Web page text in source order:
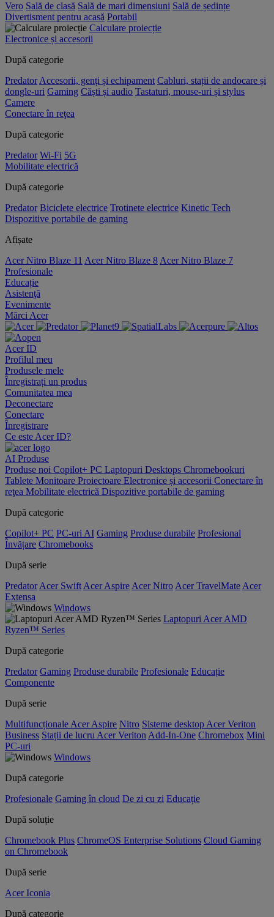
Vero Sală de clasă Sală de mari dimensiuni Sală de ședințe
Divertisment pentru acasă Portabil
Calculare proiecție
Electronice și accesorii
După categorie
Predator Accesorii, genți și echipament Cabluri, stații de andocare și
dongle-uri Gaming Căști și audio Tastaturi, mouse-uri și stylus
Camere
Conectare în reţea
După categorie
Predator Wi-Fi 5G
Mobilitate electrică
După categorie
Predator Biciclete electrice Trotinete electrice Kinetic Tech
Dispozitive portabile de gaming
Afișate
Acer Nitro Blaze 11 Acer Nitro Blaze 8 Acer Nitro Blaze 7
Profesionale
Educație
Asistenţă
Evenimente
Mărci Acer
Acer ID
Profilul meu
Produsele mele
Înregistrați un produs
Comunitatea mea
Deconectare
Conectare
Înregistrare
Ce este Acer ID?
AI Produse
Produse noi Copilot+ PC Laptopuri Desktops Chromebookuri
Tablete Monitoare Proiectoare Electronice și accesorii Conectare în
reţea Mobilitate electrică Dispozitive portabile de gaming
După categorie
Copilot+ PC PC-uri AI Gaming Produse durabile Profesional
Învățare Chromebooks
După serie
Predator Acer Swift Acer Aspire Acer Nitro Acer TravelMate Acer
Extensa
Windows
Laptopuri Acer AMD
Ryzen™ Series
După categorie
Predator Gaming Produse durabile Profesionale Educație
Componente
După serie
Multifuncționale Acer Aspire Nitro Sisteme desktop Acer Veriton
Business Stații de lucru Acer Veriton Add-In-One Chromebox Mini
PC-uri
Windows
După categorie
Profesionale Gaming în cloud De zi cu zi Educație
După soluție
Chromebook Plus ChromeOS Enterprise Solutions Cloud Gaming
on Chromebook
După serie
Acer Iconia
După categorie